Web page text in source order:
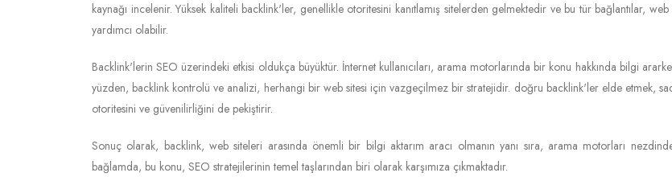
kaynağı incelenir. Yüksek kaliteli backlink'ler, genellikle otoritesini kanıtlamış sitelerden gelmektedir ve bu tür bağlantılar,
yardımcı olabilir.
Backlink'lerin SEO üzerindeki etkisi oldukça büyüktür. İnternet kullanıcıları, arama motorlarında bir konu hakkında bilgi
yüzden, backlink kontrolü ve analizi, herhangi bir web sitesi için vazgeçilmez bir stratejidir. doğru backlink'ler elde etmek,
otoritesini ve güvenilirliğini de pekiştirir.
Sonuç olarak, backlink, web siteleri arasında önemli bir bilgi aktarım aracı olmanın yanı sıra, arama motorları
bağlamda, bu konu, SEO stratejilerinin temel taşlarından biri olarak karşımıza çıkmaktadır.